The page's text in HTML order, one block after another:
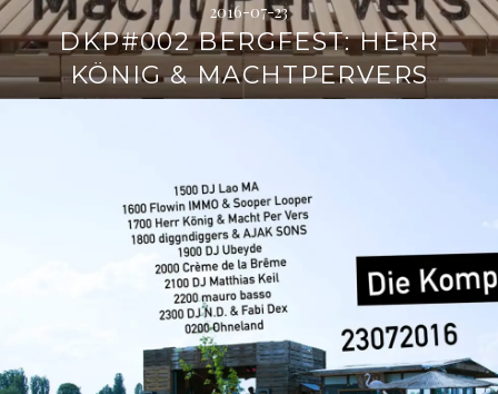
2016-07-23
DKP#002 BERGFEST: HERR
KÖNIG & MACHTPERVERS